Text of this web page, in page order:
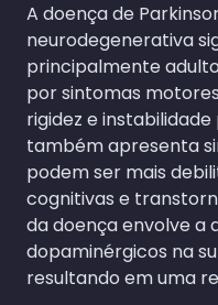
A doença de
neurodegenerativa
principalmente
por sintomas
rigidez e
também apresenta
podem ser mais
cognitivas e
da doença envolve a
dopaminérgicos na
resultando em uma